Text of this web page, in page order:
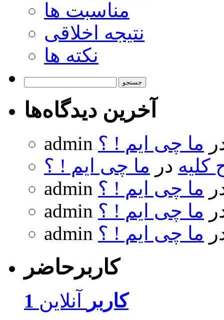
مناسبت ها
نتیجه اخلاقی
نکته ها
آخرین دیدگاه‌ها
admin ما چی ایم ! ؟
کلیه در ما چی ایم ! ؟
admin ما چی ایم ! ؟
admin ما چی ایم ! ؟
admin ما چی ایم ! ؟
کاربرحاضر
1 کاربر
آنلاین